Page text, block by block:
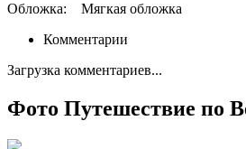
Обложка: Мягкая обложка
Комментарии
Загрузка комментариев...
Фото Путешествие по